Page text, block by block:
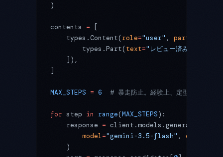
)
contents = [
    types.Content(
role="user" , parts
        types.Part(
text="レビュー済みの記事
    ]),
]
MAX_STEPS = 6
# 暴走防止。経験上、定型運用タス
for step in range(MAX_STEPS):
    response
=
        model
="gemini-3.5-flash" , contents
    )